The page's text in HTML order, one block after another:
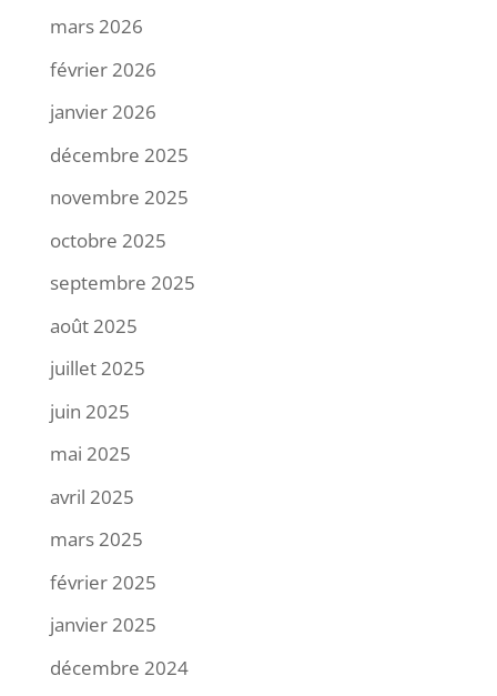
mars 2026
février 2026
janvier 2026
décembre 2025
novembre 2025
octobre 2025
septembre 2025
août 2025
juillet 2025
juin 2025
mai 2025
avril 2025
mars 2025
février 2025
janvier 2025
décembre 2024